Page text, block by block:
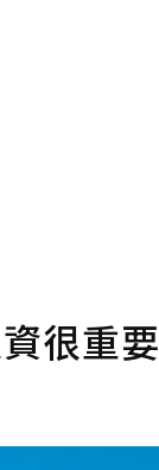
很重要